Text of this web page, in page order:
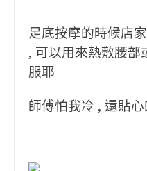
足底按摩的時候店
, 可以用來熱敷腰部
服耶
師傅怕我冷 , 還貼